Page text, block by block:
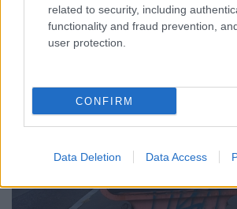
related to security, including
functionality and fraud prevention,
user protection.
CONFIRM
Data Deletion Data Access